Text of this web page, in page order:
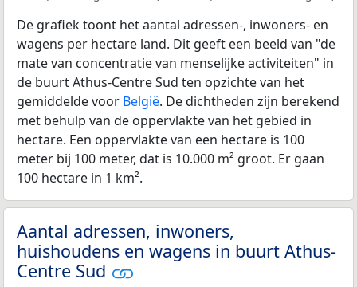
De grafiek toont het aantal adressen-, inwoners- en
wagens per hectare land. Dit geeft een beeld van "de
mate van concentratie van menselijke activiteiten" in
de buurt Athus-Centre Sud ten opzichte van het
gemiddelde voor België. De dichtheden zijn berekend
met behulp van de oppervlakte van het gebied in
hectare. Een oppervlakte van een hectare is 100
meter bij 100 meter, dat is 10.000 m² groot. Er gaan
100 hectare in 1 km².
Aantal adressen, inwoners,
huishoudens en wagens in buurt Athus-
Centre Sud